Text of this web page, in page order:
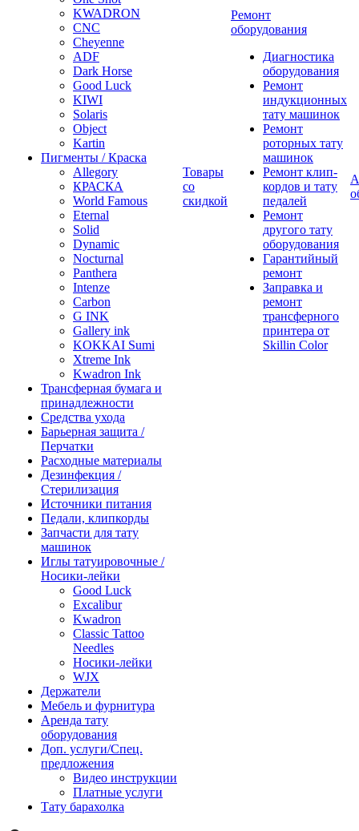
KWADRON
CNC
Cheyenne
ADF
Dark Horse
Good Luck
KIWI
Solaris
Object
Kartin
Пигменты / Краска
Allegory
КРАСКА
World Famous
Eternal
Solid
Dynamic
Nocturnal
Panthera
Intenze
Carbon
G INK
Gallery ink
KOKKAI Sumi
Xtreme Ink
Kwadron Ink
Трансферная бумага и
принадлежности
Средства ухода
Барьерная защита /
Перчатки
Расходные материалы
Дезинфекция /
Стерилизация
Источники питания
Педали, клипкорды
Запчасти для тату
машинок
Иглы татуировочные /
Носики-лейки
Good Luck
Excalibur
Kwadron
Classic Tattoo
Needles
Носики-лейки
WJX
Держатели
Мебель и фурнитура
Аренда тату
оборудования
Доп. услуги/Спец.
предложения
Видео инструкции
Платные услуги
Тату барахолка
Товары
со
скидкой
Ремонт
оборудования
Диагностика
оборудования
Ремонт
индукционных
тату машинок
Ремонт
роторных тату
машинок
Ремонт клип-
кордов и тату
педалей
Ремонт
другого тату
оборудования
Гарантийный
ремонт
Заправка и
ремонт
трансферного
принтера от
Skillin Color